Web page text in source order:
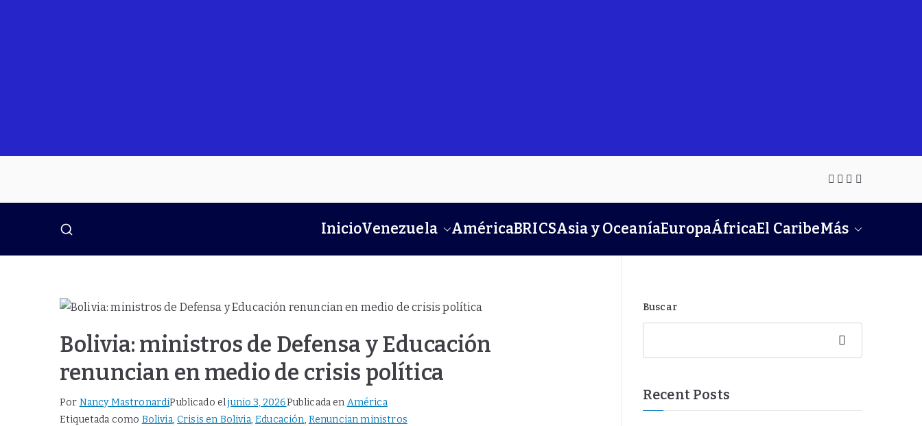
InicioVenezuela AméricaBRICSAsia y OceaníaEuropaÁfricaEl CaribeMás
Bolivia: ministros de Defensa y Educación
renuncian en medio de crisis política
Por Nancy MastronardiPublicado eljunio 3, 2026Publicada en América
Etiquetada como Bolivia,Crisis en Bolivia,Educación, Renuncian ministros
Buscar
Buscar
Recent Posts